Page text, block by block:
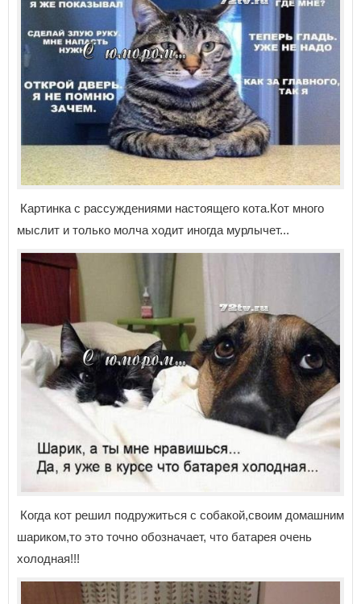
Картинка с рассуждениями настоящего кота.Кот много
мыслит и только молча ходит иногда мурлычет...
Когда кот решил подружиться с собакой,своим домашним
шариком,то это точно обозначает, что батарея очень
холодная!!!